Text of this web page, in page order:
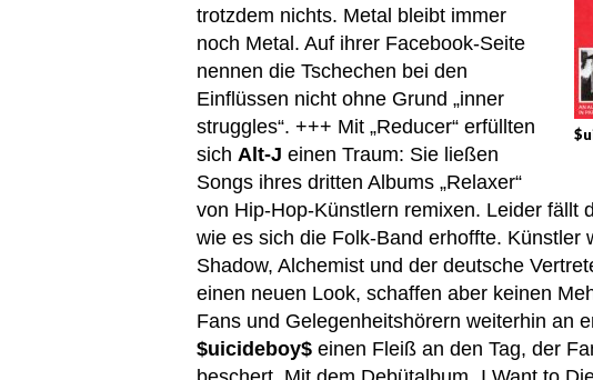
trotzdem nichts. Metal bleibt immer
noch Metal. Auf ihrer Facebook-Seite
nennen die Tschechen bei den
Einflüssen nicht ohne Grund „inner
struggles“. +++ Mit „Reducer“ erfüllten
sich Alt-J einen Traum: Sie ließen
Songs ihres dritten Albums „Relaxer“
von Hip-Hop-Künstlern remixen. Leider fällt
wie es sich die Folk-Band erhoffte. Künstler
Shadow, Alchemist und der deutsche
einen neuen Look, schaffen aber keinen
Fans und Gelegenheitshörern weiterhin an
$uicideboy$ einen Fleiß an den Tag, der